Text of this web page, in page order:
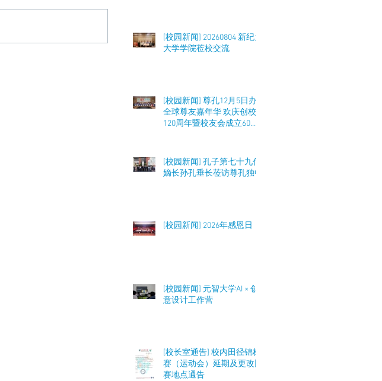
[校园新闻] 20260804 新纪元
大学学院莅校交流
[校园新闻] 尊孔12月5日办
全球尊友嘉年华 欢庆创校
120周年暨校友会成立60周
[校园新闻] 孔子第七十九代
嫡长孙孔垂长莅访尊孔独中
[校园新闻] 2026年感恩日
[校园新闻] 元智大学AI × 创
意设计工作营
[校长室通告] 校内田径锦标
赛（运动会）延期及更改比
赛地点通告